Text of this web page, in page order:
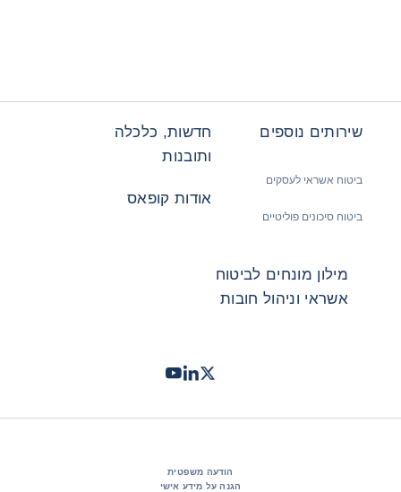
שירותים נוספים
ביטוח אשראי לעסקים
ביטוח סיכונים פוליטיים
חדשות, כלכלה
ותובנות
אודות קופאס
מילון מונחים לביטוח
אשראי וניהול חובות
Twitter - קופאסLinkedIn
Youtube
הודעה משפטית
הגנה על מידע אישי